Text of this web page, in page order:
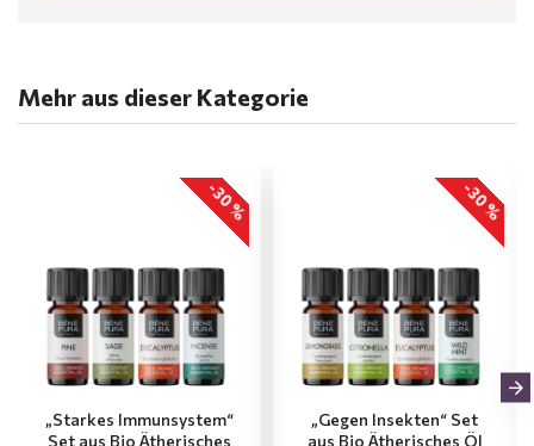
Mehr aus dieser Kategorie
-30 %
„Starkes Immunsystem“
Set aus Bio Ätherisches
-30 %
„Gegen Insekten“ Set
aus Bio Ätherisches Öl